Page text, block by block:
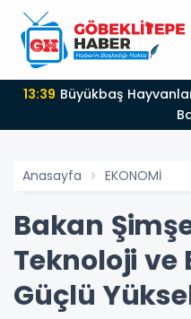
13:39
Anasayfa EKONOMİ
Bakan
Teknoloji ve
Güçlü